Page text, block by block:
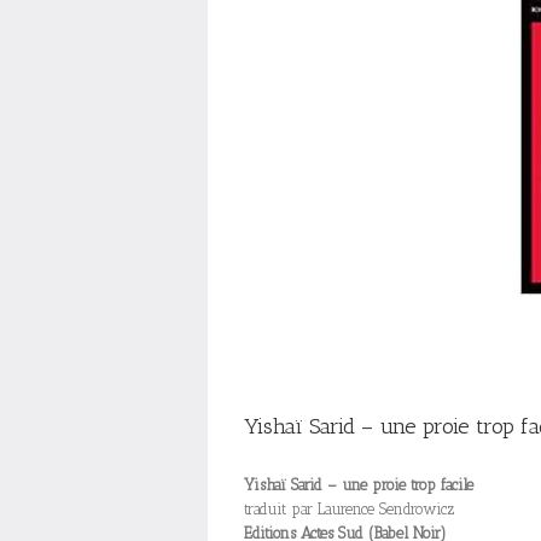
Yishaï Sarid – une proie trop
Yishaï Sarid – une proie trop facile
traduit par Laurence Sendrowicz
Editions Actes Sud (Babel Noir)